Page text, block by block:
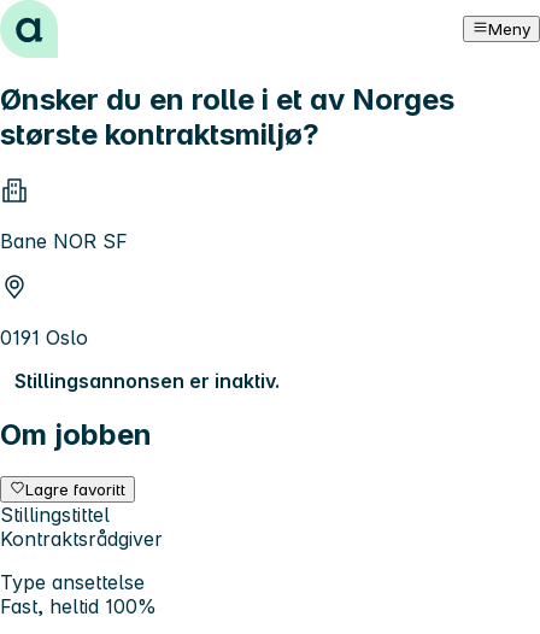
Hopp til innhold Meny
Ønsker du en rolle i et av Norges
største kontraktsmiljø?
Bane NOR SF
0191 Oslo
Stillingsannonsen er inaktiv.
Om jobben
Lagre favoritt
Stillingstittel
Kontraktsrådgiver
Type ansettelse
Fast, heltid 100%